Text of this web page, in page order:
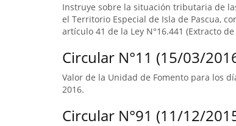
Instruye sobre la situación tributaria de
el Territorio Especial de Isla de Pascua,
artículo 41 de la Ley N°16.441 (Extracto
Circular N°11 (15/03/
Valor de la Unidad de Fomento para los
2016.
Circular N°91 (11/12/